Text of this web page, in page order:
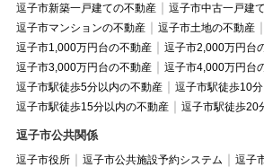
逗子市新築一戸建ての不動産
逗子市中古一戸建
逗子市マンションの不動産
逗子市土地の不動産
逗子市1,000万円台の不動産
逗子市2,000万円台
逗子市3,000万円台の不動産
逗子市4,000万円台
逗子市駅徒歩5分以内の不動産
逗子市駅徒歩10
逗子市駅徒歩15分以内の不動産
逗子市駅徒歩20
逗子市公共関係
逗子市役所 逗子市公共施設予約システム
逗子